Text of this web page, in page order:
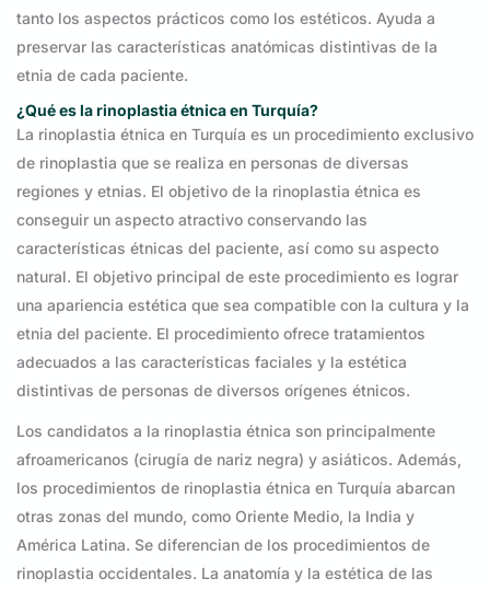
tanto los aspectos prácticos como los estéticos. Ayuda a
preservar las características anatómicas distintivas de la
etnia de cada paciente.
¿Qué es la rinoplastia étnica en Turquía?
La rinoplastia étnica en Turquía es un procedimiento exclusivo
de rinoplastia que se realiza en personas de diversas
regiones y etnias. El objetivo de la rinoplastia étnica es
conseguir un aspecto atractivo conservando las
características étnicas del paciente, así como su aspecto
natural. El objetivo principal de este procedimiento es lograr
una apariencia estética que sea compatible con la cultura y la
etnia del paciente. El procedimiento ofrece tratamientos
adecuados a las características faciales y la estética
distintivas de personas de diversos orígenes étnicos.
Los candidatos a la rinoplastia étnica son principalmente
afroamericanos (cirugía de nariz negra) y asiáticos. Además,
los procedimientos de rinoplastia étnica en Turquía abarcan
otras zonas del mundo, como Oriente Medio, la India y
América Latina. Se diferencian de los procedimientos de
rinoplastia occidentales. La anatomía y la estética de las